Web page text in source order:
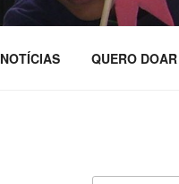
NOTÍCIAS QUERO DOAR